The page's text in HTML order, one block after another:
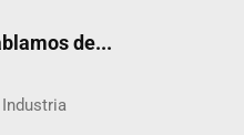
de...
Industria